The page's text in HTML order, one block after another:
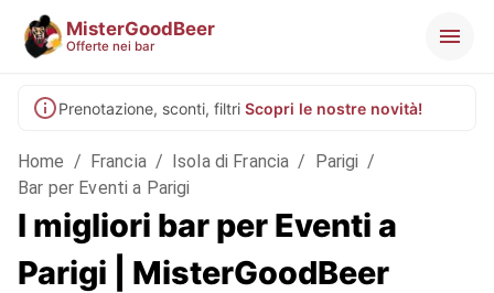
MisterGoodBeer
Offerte nei bar
Prenotazione, sconti, filtri Scopri le nostre novità!
Home / Francia / Isola di Francia / Parigi /
Bar per Eventi a Parigi
I migliori bar per Eventi a
Parigi | MisterGoodBeer